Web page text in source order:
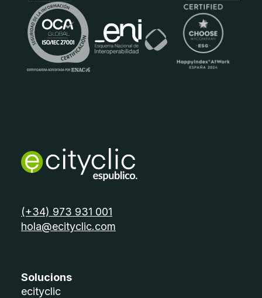
Certificats
telèfon:
(+34) 973 931 001
email:
hola@ecityclic.com
Solucions
ecityclic